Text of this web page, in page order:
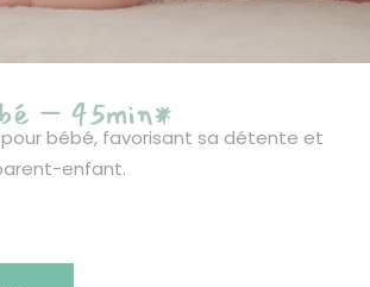
– 45min*
bébé, favorisant sa détente et
enfant.